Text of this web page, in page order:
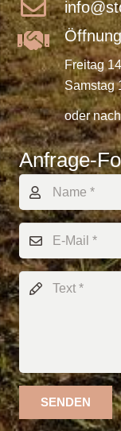
Freitag
Samstag
oder
Anfrage-
SENDEN